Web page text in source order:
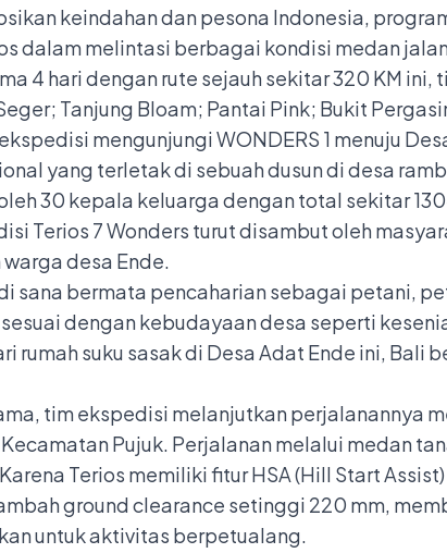
keindahan dan pesona Indonesia,
dalam melintasi berbagai kondisi medan
4 hari dengan rute sejauh sekitar 320 KM
Tanjung Bloam; Pantai Pink; Bukit
mengunjungi WONDERS 1 menuju
yang terletak di sebuah dusun di desa
30 kepala keluarga dengan total sekitar
Terios 7 Wonders turut disambut oleh
desa Ende.
sana bermata pencaharian sebagai petani,
dengan kebudayaan desa seperti
rumah suku sasak di Desa Adat Ende ini,
tim ekspedisi melanjutkan perjalanannya
Pujuk. Perjalanan melalui medan
Terios memiliki fitur HSA (Hill Start
ground clearance setinggi 220 mm,
untuk aktivitas berpetualang.